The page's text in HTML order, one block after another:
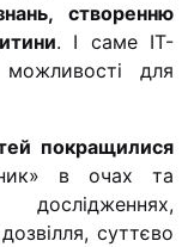
створенню
. І саме IT-
можливості для
покращилися
в очах та
суттєво